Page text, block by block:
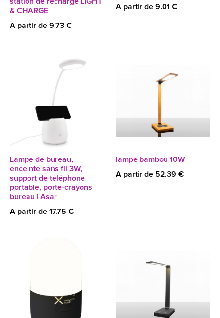
& CHARGE
A partir de 9.73 €
A partir de 9.01 €
Lampe de bureau,
enceinte sans fil 3W,
support de téléphone
portable, porte-crayons
bureau | Asar
A partir de 17.75 €
lampe bambou 10W
A partir de 52.39 €